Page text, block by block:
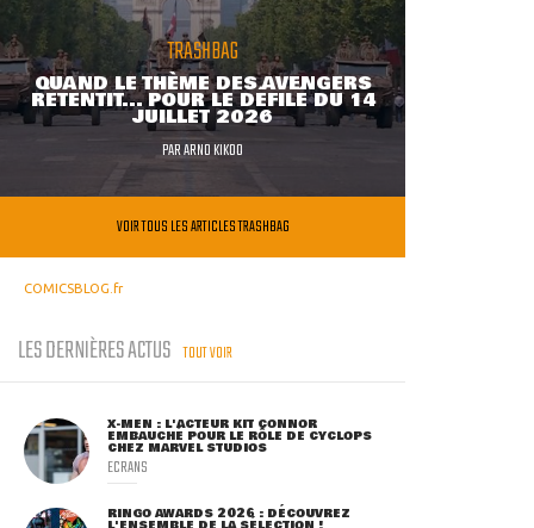
TRASHBAG
QUAND LE THÈME DES AVENGERS
RETENTIT... POUR LE DÉFILÉ DU 14
JUILLET 2026
PARARNO KIKOO
VOIR TOUS LES ARTICLES TRASHBAG
COMICSBLOG.fr
LES DERNIÈRES ACTUS TOUT VOIR
X-MEN : L'ACTEUR KIT CONNOR
EMBAUCHÉ POUR LE RÔLE DE CYCLOPS
CHEZ MARVEL STUDIOS
ECRANS
RINGO AWARDS 2026 : DÉCOUVREZ